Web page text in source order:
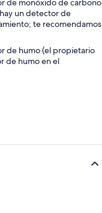
de monóxido de carbono
un detector de
te recomendamos
de humo (el propietario
de humo en el